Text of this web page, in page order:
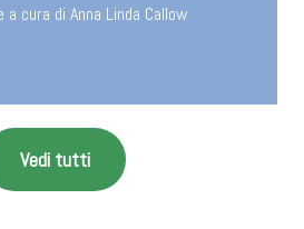
cura di Anna Linda Callow
Vedi tutti